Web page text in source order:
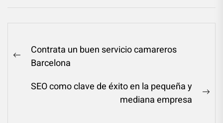
Navegación
dePrevious
Contrata un buen servicio camareros
Barcelona
SEO como clave de éxito en la pequeña y
mediana empresa